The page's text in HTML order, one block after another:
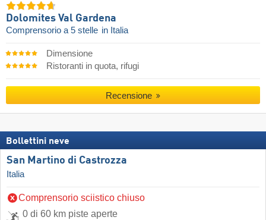
Dolomites Val Gardena
Comprensorio a 5 stelle in Italia
Dimensione
Ristoranti in quota, rifugi
Recensione
Bollettini neve
San Martino di Castrozza
Italia
Comprensorio sciistico chiuso
0 di 60 km piste aperte